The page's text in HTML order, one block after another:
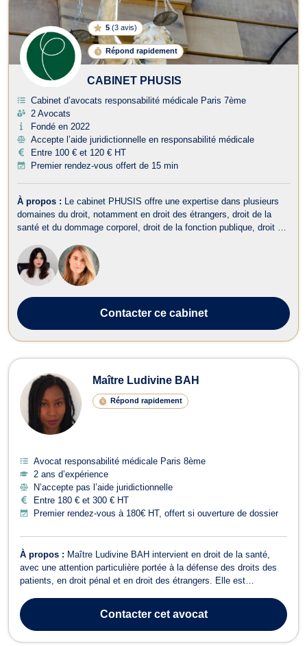
5 (3 avis)
Répond rapidement
CABINET PHUSIS
Cabinet d’avocats responsabilité médicale Paris 7ème
2 Avocats
Fondé en 2022
Accepte l’aide juridictionnelle en responsabilité médicale
Entre 100 € et 120 € HT
Premier rendez-vous offert de 15 min
À propos :
Le cabinet PHUSIS offre une expertise dans plusieurs
domaines du droit, notamment en droit des étrangers, droit de la
santé et du dommage corporel, droit de la fonction publique, droit de
droit des étrangers, Maître Marianne LAHANA et Maître Gabrièle
GIEN as...
Contacterce cabinet
Maître Ludivine BAH
Répond rapidement
Avocat responsabilité médicale Paris 8ème
2 ans d’expérience
N’accepte pas l’aide juridictionnelle
Entre 180 € et 300 € HT
Premier rendez-vous à 180€ HT, offert si ouverture de dossier
À propos : Maître Ludivine BAH intervient en droit de la santé,
avec une attention particulière portée à la défense des droits des
patients, en droit pénal et en droit des étrangers. Elle est
qui lui permet d’intervenir dans tout contentieux lié aux libertés
fondament...
Contactercet avocat